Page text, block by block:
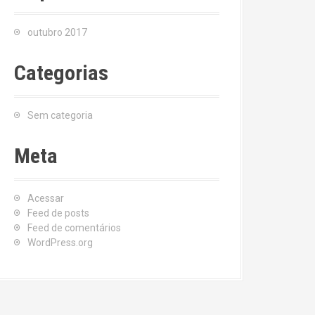
outubro 2017
Categorias
Sem categoria
Meta
Acessar
Feed de posts
Feed de comentários
WordPress.org